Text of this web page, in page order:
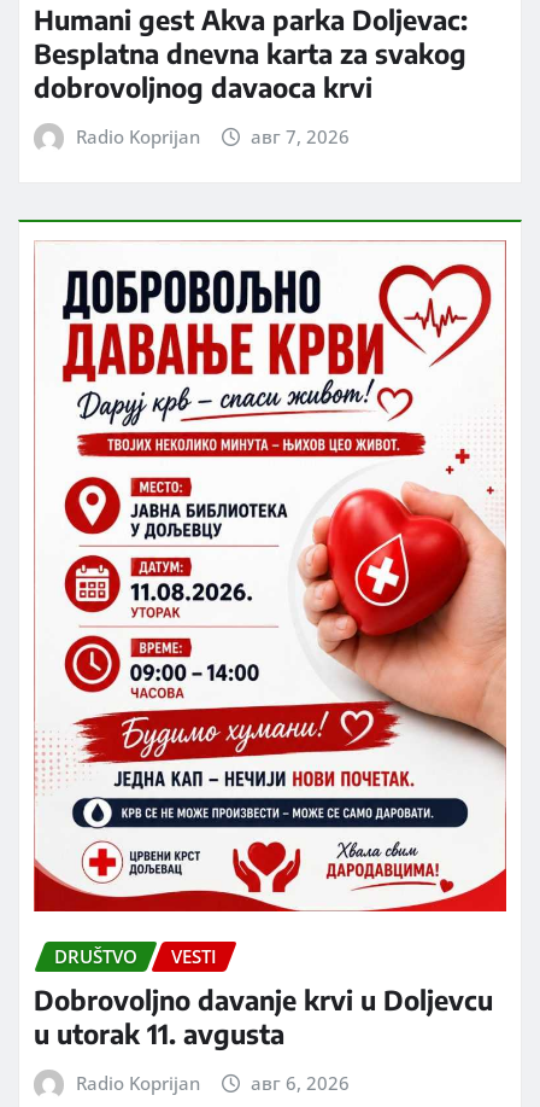
Humani gest Akva parka Doljevac:
Besplatna dnevna karta za svakog
dobrovoljnog davaoca krvi
Radio Koprijan авг 7, 2026
DRUŠTVO VESTI
Dobrovoljno davanje krvi u Doljevcu
u utorak 11. avgusta
Radio Koprijan авг 6, 2026